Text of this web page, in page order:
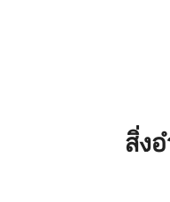
ลองจองคอทเท
สิ่ง